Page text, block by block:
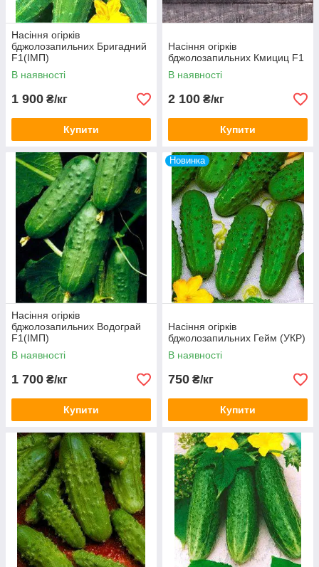
Насіння огірків
бджолозапильних Бригадний
F1(ІМП)
В наявності
1 900 ₴/кг
Купити
Насіння огірків
бджолозапильних Кмициц F1
В наявності
2 100 ₴/кг
Купити
Насіння огірків
бджолозапильних Водограй
F1(ІМП)
В наявності
1 700 ₴/кг
Купити
Новинка
Насіння огірків
бджолозапильних Гейм (УКР)
В наявності
750 ₴/кг
Купити